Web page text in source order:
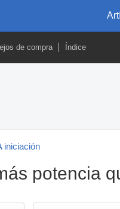
de compra Índice
iniciación
potencia